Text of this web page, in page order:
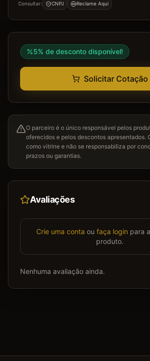
Consultar: CNPJ RA Reclame Aqui
5% de desconto disponível!
Solicitar Cotação
O parceiro é o único responsável pelos
oferecidos e pelos descontos apresentados.
como vitrine e não se responsabiliza por
prazos ou garantias.
Avaliações
Crie uma conta ou faça login para
produto.
Nenhuma avaliação ainda.